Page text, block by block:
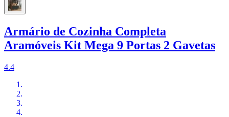
Armário de Cozinha Completa
Aramóveis Kit Mega 9 Portas 2 Gavetas
4.4